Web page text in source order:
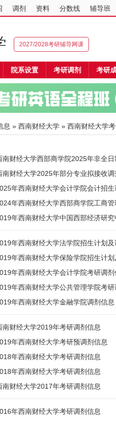
调剂 资料 分数线 辅导班
2027/2028考研辅导网课
院系设置 考研调剂 考研
息 » 西南财经大学 » 西南财经大学考
南财经大学西部商学院2025年非全
南财经大学2025年部分专业拟接收
年西南财经大学会计学院会计招生
年西南财经大学西部商学院工商
年西南财经大学中国西部经济研
年西南财经大学法学院招生计划及
年西南财经大学保险学院招生计划
年西南财经大学会计学院考研调剂
年西南财经大学公共管理学院考研
年西南财经大学金融学院调剂信息
南财经大学2019年考研调剂信息
年西南财经大学考研预调剂信息
年西南财经大学考研调剂信息
年西南财经大学考研调剂信息
南财经大学2017年考研调剂信息
年西南财经大学考研调剂信息